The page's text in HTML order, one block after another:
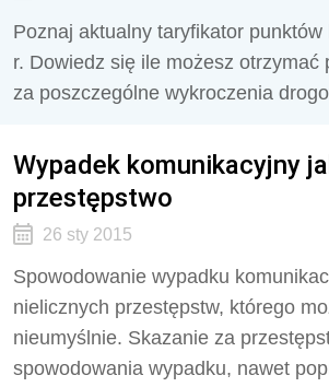
Poznaj aktualny taryfikator
r. Dowiedz się ile możesz otrzymać
za poszczególne wykroczenia
Wypadek komunikacyjny
przestępstwo
26 sty 2015
Spowodowanie wypadku
nielicznych przestępstw, którego
nieumyślnie. Skazanie za
spowodowania wypadku, nawet